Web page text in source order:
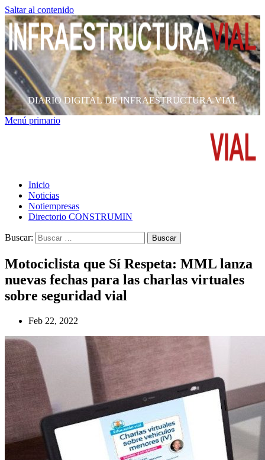
Saltar al contenido
DIARIO DIGITAL DE INFRAESTRUCTURA VIAL
Menú primario
Inicio
Noticias
Notiempresas
Directorio CONSTRUMIN
Buscar:
Motociclista que Sí Respeta: MML lanza
nuevas fechas para las charlas virtuales
sobre seguridad vial
Feb 22, 2022